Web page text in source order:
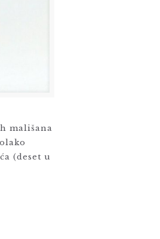
mališana
(deset u